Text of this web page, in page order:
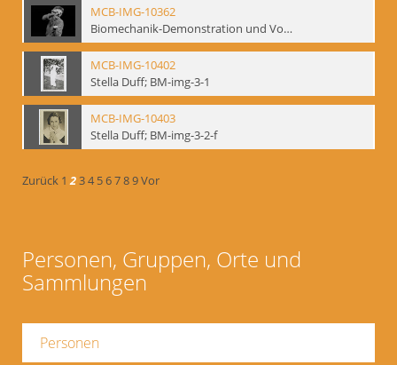
MCB-IMG-10362
Biomechanik-Demonstration und Vortrag, Berliner Ensemble, 04.10.1991
MCB-IMG-10402
Stella Duff; BM-img-3-1
MCB-IMG-10403
Stella Duff; BM-img-3-2-f
Zurück 1 234 56789Vor
Personen, Gruppen, Orte und
Sammlungen
Personen